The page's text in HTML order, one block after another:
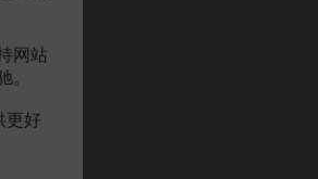
网站
。
更好